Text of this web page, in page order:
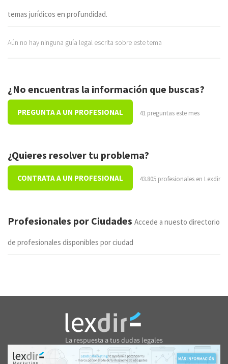
temas jurídicos en profundidad.
Aún no hay ninguna guía legal escrita sobre este tema
¿No encuentras la información que buscas?
PREGUNTA A UN PROFESIONAL 41 preguntas este mes
¿Quieres resolver tu problema?
CONTRATA A UN PROFESIONAL 43.805 profesionales en Lexdir
Profesionales por Ciudades Accede a nuesto directorio
de profesionales disponibles por ciudad